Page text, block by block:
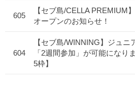
605
【セブ島/CELLA PREMIUM
オープンのお知らせ！
604
【セブ島/WINNING】ジュニ
「2週間参加」が可能になり
5枠】